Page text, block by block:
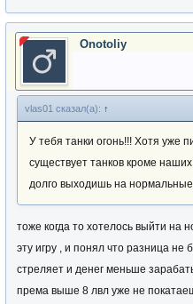
Onotoliy
vlas01 сказал(а): ↑
У тебя танки огонь!!! Хотя уже
существует танков кроме
долго выходишь на нормальные
тоже когда то хотелось выйти на
эту игру , и понял что разница не
стреляет и денег меньше
према выше 8 лвл уже не